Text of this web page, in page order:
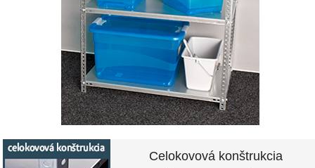
Celokovová konštrukcia